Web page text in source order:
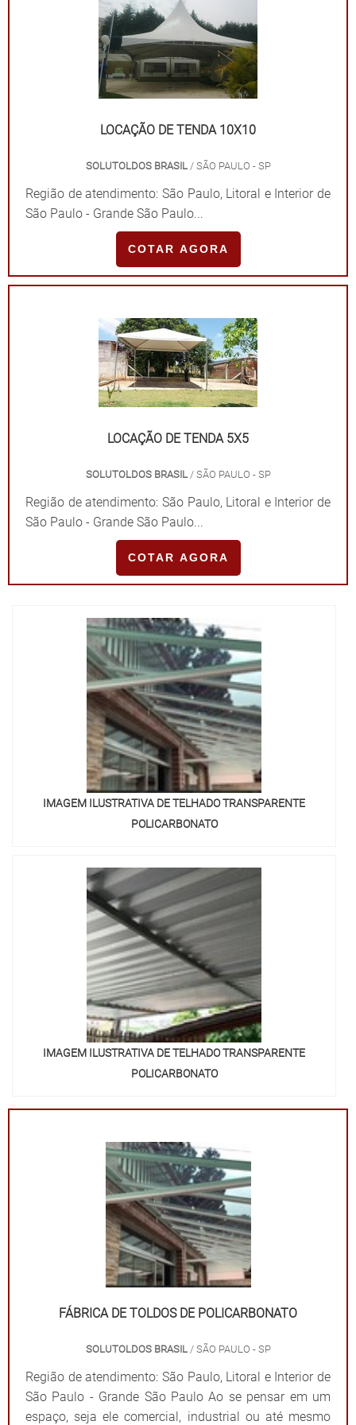
LOCAÇÃO DE TENDA 10X10
SOLUTOLDOS BRASIL / SÃO PAULO - SP
Região de atendimento: São Paulo, Litoral e Interior de
São Paulo - Grande São Paulo...
COTAR AGORA
LOCAÇÃO DE TENDA 5X5
SOLUTOLDOS BRASIL / SÃO PAULO - SP
Região de atendimento: São Paulo, Litoral e Interior de
São Paulo - Grande São Paulo...
COTAR AGORA
IMAGEM ILUSTRATIVA DE TELHADO TRANSPARENTE
POLICARBONATO
IMAGEM ILUSTRATIVA DE TELHADO TRANSPARENTE
POLICARBONATO
FÁBRICA DE TOLDOS DE POLICARBONATO
SOLUTOLDOS BRASIL/ SÃO PAULO - SP
Região de atendimento: São Paulo, Litoral e Interior de
São Paulo - Grande São Paulo Ao se pensar em um
espaço, seja ele comercial, industrial ou até mesmo